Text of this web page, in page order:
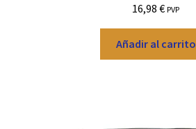
16,98 € PVP
Añadir al carrito